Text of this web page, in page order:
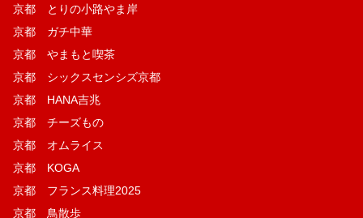
京都 とりの小路やま岸
京都 ガチ中華
京都 やまもと喫茶
京都 シックスセンシズ京都
京都 HANA吉兆
京都 チーズもの
京都 オムライス
京都 KOGA
京都 フランス料理2025
京都 鳥散歩